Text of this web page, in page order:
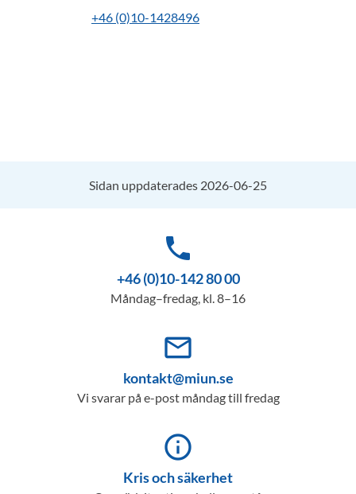
+46 (0)10-1428496
Sidan uppdaterades 2026-06-25
phone
+46 (0)10-142 80 00
Måndag–fredag, kl. 8–16
mail_outline
kontakt@miun.se
Vi svarar på e-post måndag till fredag
info_outline
Kris och säkerhet